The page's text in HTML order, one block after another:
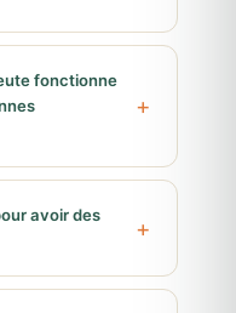
fonctionne
avoir des